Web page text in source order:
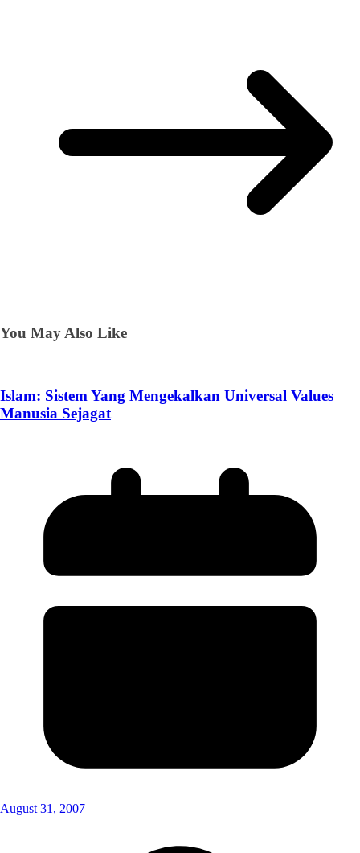
You May Also Like
Islam: Sistem Yang Mengekalkan Universal Values
Manusia Sejagat
August 31, 2007